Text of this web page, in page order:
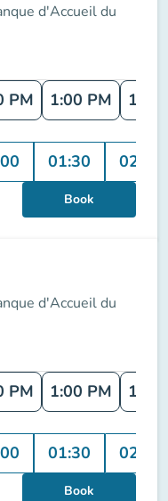
d'Accueil du
PM 1:00 PM 1:30
01:30 02:00
Book
d'Accueil du
PM 1:00 PM 1:30
01:30 02:00
Book